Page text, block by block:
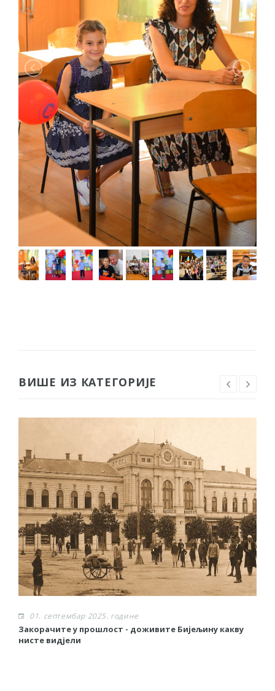
ВИШЕ ИЗ КАТЕГОРИЈЕ
01. септембар 2025. године
Закорачите у прошлост - доживите Бијељину какву
нисте видјели